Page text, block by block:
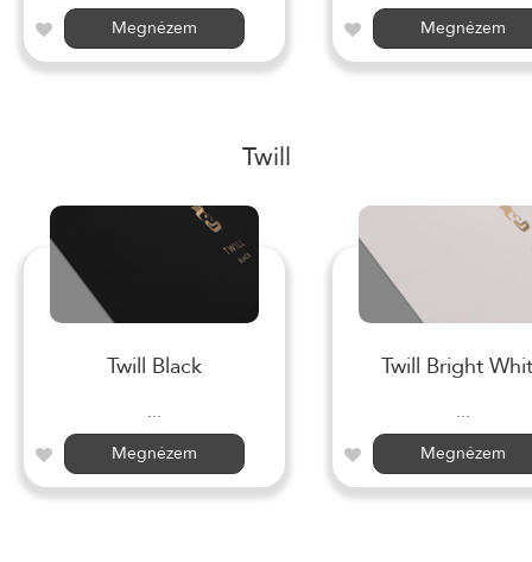
Megnézem
Megnézem
Twill
Twill Black
...
Megnézem
Twill Bright
...
Megnézem